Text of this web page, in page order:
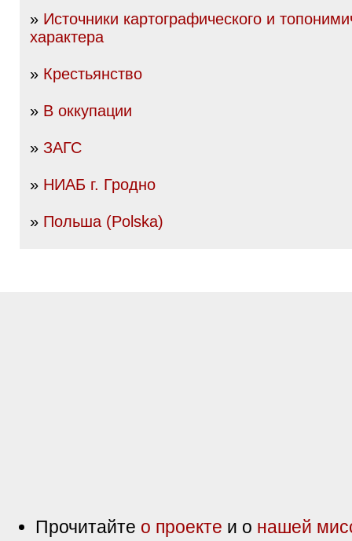
» Источники картографического и
характера
» Крестьянство
» В оккупации
» ЗАГС
» НИАБ г. Гродно
» Польша (Polska)
Прочитайте о проекте и о нашей